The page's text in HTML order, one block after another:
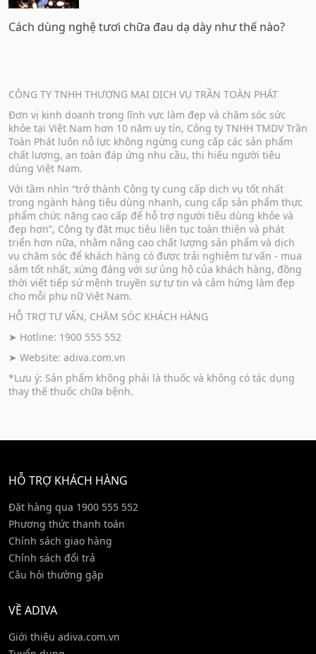
Cách dùng nghệ tươi chữa đau dạ dày như thế nào?
CÔNG TY TNHH THƯƠNG MẠI DỊCH VỤ TRẦN TOÀN PHÁT
Đơn vị kinh doanh trong lĩnh vực làm đẹp và chăm sóc sức
khỏe tại Việt Nam hơn 10 năm uy tín, Công ty TNHH TMDV Trần
Toàn Phát luôn nỗ lực không ngừng cung cấp các sản phẩm
chất lượng, an toàn đáp ứng nhu cầu, thị hiếu người tiêu
dùng Việt Nam.
Với tầm nhìn “trở thành Công ty cung cấp dịch vụ tốt nhất
trong ngành hàng tiêu dùng nhanh, cung cấp sản phẩm thực
phẩm chức năng cao cấp để hỗ trợ người tiêu dùng khỏe và
đẹp hơn”, Công ty đặt mục tiêu liên tục toàn thiện và phát
triển hơn nữa, nhằm nâng cao chất lượng sản phẩm và dịch
vụ chăm sóc để khách hàng có được trải nghiệm tư vấn - mua
sắm tốt nhất, xứng đáng với sự ủng hộ của khách hàng, đồng
thời viết tiếp sứ mệnh truyền sự tự tin và cảm hứng làm đẹp
cho mỗi phụ nữ Việt Nam.
HỖ TRỢ TƯ VẤN, CHĂM SÓC KHÁCH HÀNG
➤ Hotline: 1900 555 552
➤ Website: adiva.com.vn
*Lưu ý: Sản phẩm không phải là thuốc và không có tác dụng
thay thế thuốc chữa bệnh.
HỖ TRỢ KHÁCH HÀNG
Đặt hàng qua 1900 555 552
Phương thức thanh toán
Chính sách giao hàng
Chính sách đổi trả
Câu hỏi thường gặp
VỀ ADIVA
Giới thiệu adiva.com.vn